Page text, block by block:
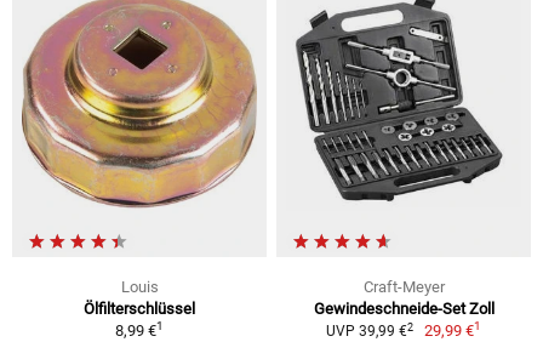
Louis
Ölfilterschlüssel
8,99 €1
Craft-Meyer
Gewindeschneide-Set Zoll
UVP 39,99 €2 29,99 €1